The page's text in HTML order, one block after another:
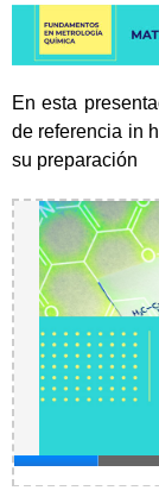
En esta
de referencia in
su preparación